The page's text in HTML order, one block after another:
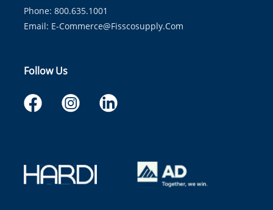
Phone: 800.635.1001
Email: E-Commerce@fisscosupply.com
Follow Us